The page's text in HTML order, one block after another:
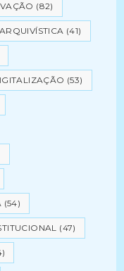
(82)
(41)
(53)
(54)
(47)